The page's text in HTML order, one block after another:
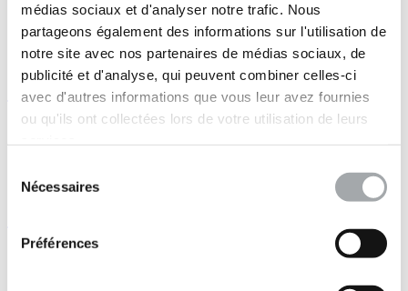
médias sociaux et d'analyser notre trafic. Nous
partageons également des informations sur l'utilisation de
notre site avec nos partenaires de médias sociaux, de
publicité et d'analyse, qui peuvent combiner celles-ci
avec d'autres informations que vous leur avez fournies
ou qu'ils ont collectées lors de votre utilisation de leurs
Nécessaires
Préférences
GROUPE FONDASOL
Nanterre, Hauts-de-Seine
CDI
Ingénierie
Superviseur en Sites et Sols Pollués F/H
Strasbourg, Bas-Rhin